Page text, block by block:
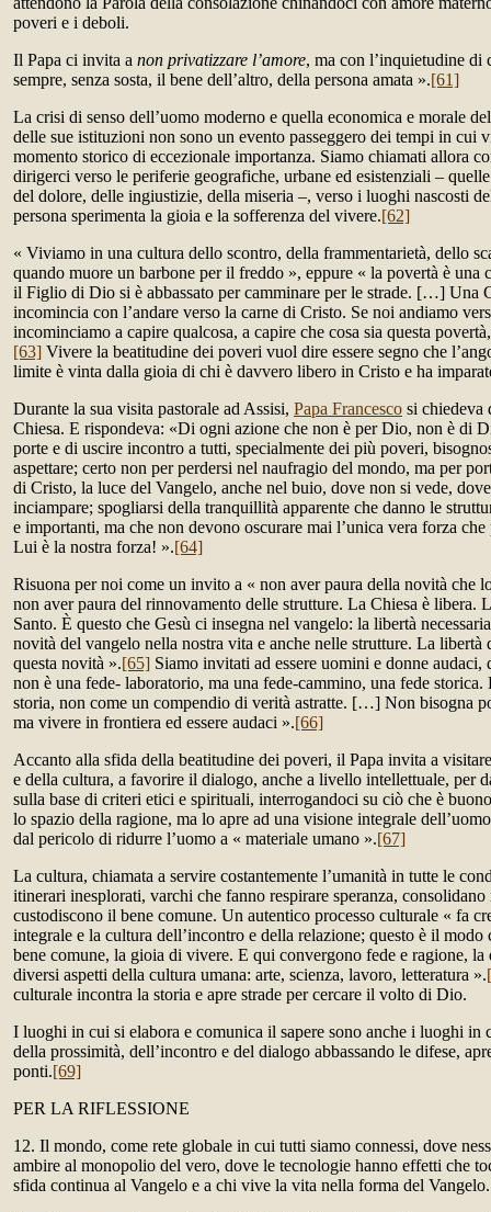
poveri e i deboli.
Il Papa ci invita a non privatizzare l’amore, ma con l’inquietudine di
sempre, senza sosta, il bene dell’altro, della persona amata ».[61]
La crisi di senso dell’uomo moderno e quella economica e morale
delle sue istituzioni non sono un evento passeggero dei tempi in cui
momento storico di eccezionale importanza. Siamo chiamati allora
dirigerci verso le periferie geografiche, urbane ed esistenziali –
del dolore, delle ingiustizie, della miseria –, verso i luoghi nascosti
persona sperimenta la gioia e la sofferenza del vivere.[62]
« Viviamo in una cultura dello scontro, della frammentarietà, dello
quando muore un barbone per il freddo », eppure « la povertà è una
il Figlio di Dio si è abbassato per camminare per le strade. […] Una
incomincia con l’andare verso la carne di Cristo. Se noi andiamo
incominciamo a capire qualcosa, a capire che cosa sia questa
[63] Vivere la beatitudine dei poveri vuol dire essere segno che
limite è vinta dalla gioia di chi è davvero libero in Cristo e ha
Durante la sua visita pastorale ad Assisi, Papa Francesco si chiedeva
Chiesa. E rispondeva: «Di ogni azione che non è per Dio, non è di
porte e di uscire incontro a tutti, specialmente dei più poveri,
aspettare; certo non per perdersi nel naufragio del mondo, ma per
di Cristo, la luce del Vangelo, anche nel buio, dove non si vede,
inciampare; spogliarsi della tranquillità apparente che danno le
e importanti, ma che non devono oscurare mai l’unica vera forza
Lui è la nostra forza! ».[64]
Risuona per noi come un invito a « non aver paura della novità che
non aver paura del rinnovamento delle strutture. La Chiesa è libera.
Santo. È questo che Gesù ci insegna nel vangelo: la libertà
novità del vangelo nella nostra vita e anche nelle strutture. La
questa novità ».[65] Siamo invitati ad essere uomini e donne
non è una fede- laboratorio, ma una fede-cammino, una fede
storia, non come un compendio di verità astratte. […] Non bisogna
ma vivere in frontiera ed essere audaci ».[66]
Accanto alla sfida della beatitudine dei poveri, il Papa invita a
e della cultura, a favorire il dialogo, anche a livello intellettuale, per
sulla base di criteri etici e spirituali, interrogandoci su ciò che è
lo spazio della ragione, ma lo apre ad una visione integrale
dal pericolo di ridurre l’uomo a « materiale umano ».[67]
La cultura, chiamata a servire costantemente l’umanità in tutte le
itinerari inesplorati, varchi che fanno respirare speranza,
custodiscono il bene comune. Un autentico processo culturale « fa
integrale e la cultura dell’incontro e della relazione; questo è il
bene comune, la gioia di vivere. E qui convergono fede e ragione,
diversi aspetti della cultura umana: arte, scienza, lavoro, letteratura ».
culturale incontra la storia e apre strade per cercare il volto di Dio.
I luoghi in cui si elabora e comunica il sapere sono anche i luoghi in
della prossimità, dell’incontro e del dialogo abbassando le difese,
ponti.[69]
PER LA RIFLESSIONE
12. Il mondo, come rete globale in cui tutti siamo connessi, dove
ambire al monopolio del vero, dove le tecnologie hanno effetti che
sfida continua al Vangelo e a chi vive la vita nella forma del Vangelo.